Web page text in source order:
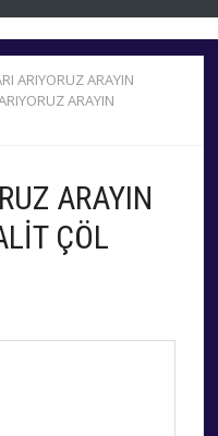
ARIYORUZ ARAYIN
ARAYIN
ARAYIN
ÇÖL